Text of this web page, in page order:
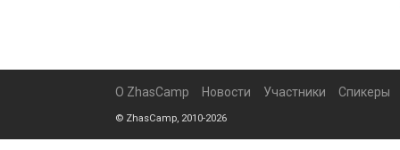
О ZhasCamp Новости Участники Спикеры
© ZhasCamp, 2010-2026